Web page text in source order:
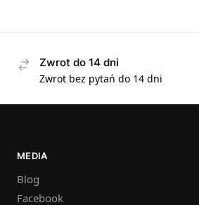
Zwrot do 14 dni
Zwrot bez pytań do 14 dni
MEDIA
Blog
Facebook